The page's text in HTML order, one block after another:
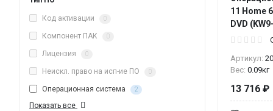
Код активации 0
Компонент ПАК 0
Лицензия 0
Неискл. право на исп-ие ПО 0
Операционная система 2
Показать все
11 Home
DVD
Артикул:
Вес: 0.09кг
13 716 ₽